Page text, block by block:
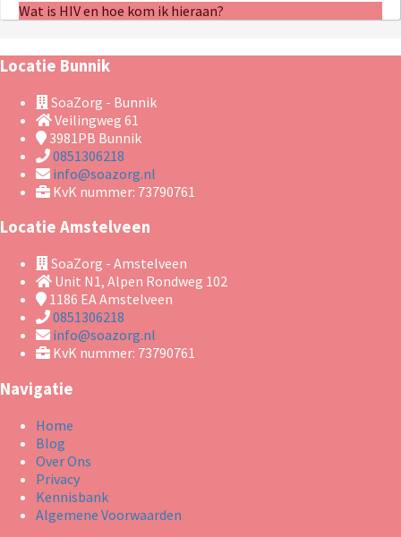
Wat is HIV en hoe kom ik hieraan?
Locatie Bunnik
SoaZorg - Bunnik
Veilingweg 61
3981PB Bunnik
0851306218
info@soazorg.nl
KvK nummer: 73790761
Locatie Amstelveen
SoaZorg - Amstelveen
Unit N1, Alpen Rondweg 102
1186 EAAmstelveen
0851306218
info@soazorg.nl
KvK nummer: 73790761
Navigatie
Home
Blog
Over Ons
Privacy
Kennisbank
Algemene Voorwaarden